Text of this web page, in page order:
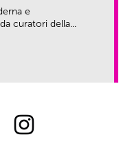
e
curatori della...